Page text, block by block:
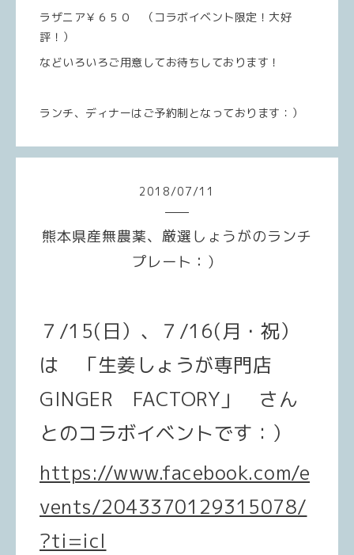
ラザニア￥６５０ （コラボイベント限定！大好
評！）
などいろいろご用意してお待ちしております！
ランチ、ディナーはご予約制となっております：）
2018/07/11
熊本県産無農薬、厳選しょうがのランチ
プレート：）
７/15(日）、７/16(月・祝）
は 「生姜しょうが専門店
GINGER FACTORY」 さん
とのコラボイベントです：）
https://www.facebook.com/e
vents/2043370129315078/
?ti=icl